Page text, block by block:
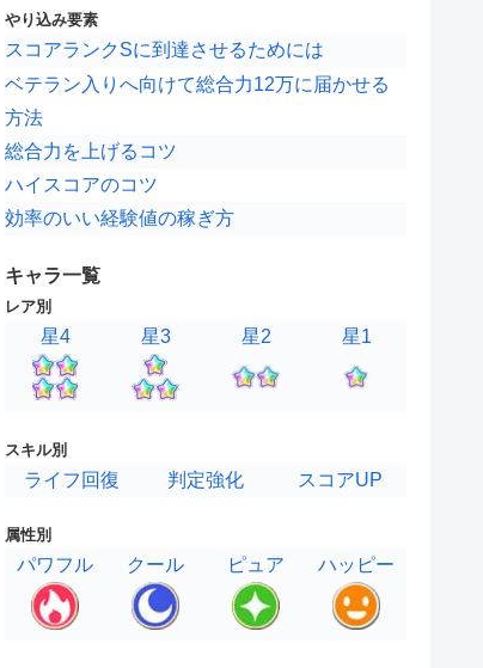
やり込み要素
スコアランクSに到達させるためには
ベテラン入りへ向けて総合力12万に届かせる
方法
総合力を上げるコツ
ハイスコアのコツ
効率のいい経験値の稼ぎ方
キャラ一覧
レア別
星4 星3 星2 星1
スキル別
ライフ回復 判定強化 スコアUP
属性別
パワフル クール ピュア ハッピー